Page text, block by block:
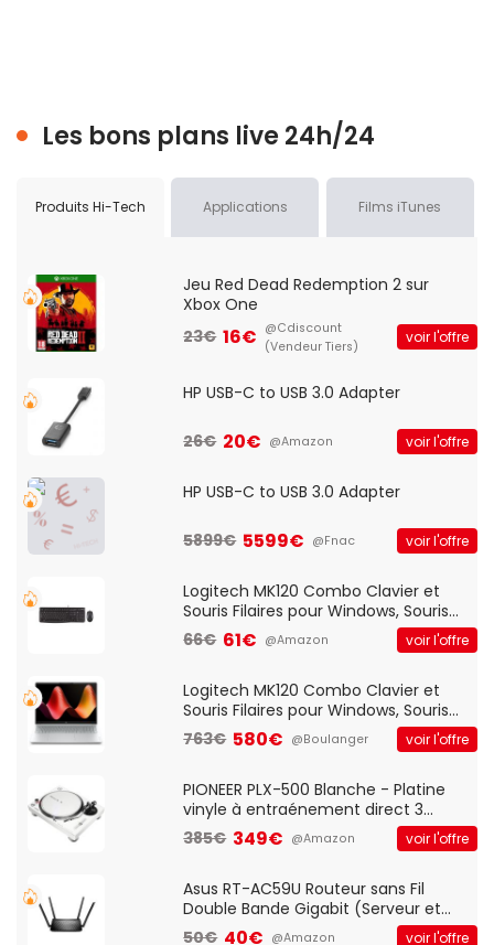
Les bons plans live 24h/24
Produits Hi-Tech Applications Films iTunes
Jeu Red Dead Redemption 2 sur
Xbox One
23€ 16€ @Cdiscount
(Vendeur Tiers)
voir l'offre
HP USB-C to USB 3.0 Adapter
26€ 20€ @Amazon voir l'offre
HP USB-C to USB 3.0 Adapter
5899€ 5599€ @Fnac voir l'offre
Logitech MK120 Combo Clavier et
Souris Filaires pour Windows, Souris
Optique Filaire, Connexion USB Plug
And Play, Confortable, Taille
QWERTY UK - Noir
66€ 61€ @Amazon voir l'offre
Logitech MK120 Combo Clavier et
Souris Filaires pour Windows, Souris
Optique Filaire, Connexion USB Plug
And Play, Confortable, Taille
QWERTY UK - Noir
763€ 580€ @Boulanger voir l'offre
PIONEER PLX-500 Blanche - Platine
vinyle à entraénement direct 3
vitesses (33-45-78 trs/min) avec
pre-ampli intégré et port USB
385€ 349€ @Amazon voir l'offre
Asus RT-AC59U Routeur sans Fil
Double Bande Gigabit (Serveur et
Client VPN, Triple Vlan, Mode Point
50€ 40€ @Amazon voir l'offre